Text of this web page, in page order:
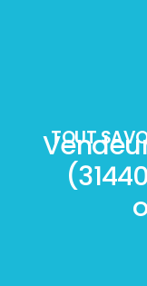
TOUT